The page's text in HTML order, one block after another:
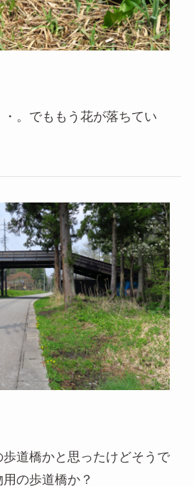
。でももう花が落ちてい
道橋かと思ったけどそうで
の歩道橋か？